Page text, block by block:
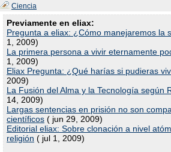
Ciencia
Previamente en eliax:
Pregunta a eliax: ¿Cómo manejaremos la
1, 2009)
La primera persona a vivir eternamente
1, 2009)
Eliax Pregunta: ¿Qué harías si pudieras
2009)
La Fusión del Alma y la Tecnología según
14, 2009)
Largas sentencias en prisión no son
científicos ( jun 29, 2009)
Editorial eliax: Sobre clonación a nivel
religión ( jul 1, 2009)